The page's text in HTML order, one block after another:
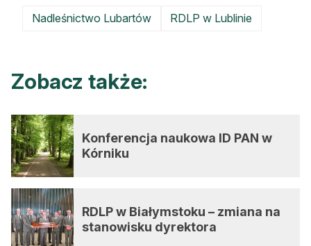
Nadleśnictwo Lubartów RDLP w Lublinie
Zobacz także:
Konferencja naukowa ID PAN w
Kórniku
RDLP w Białymstoku – zmiana na
stanowisku dyrektora